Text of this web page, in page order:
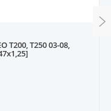
T200, T250 03-08,